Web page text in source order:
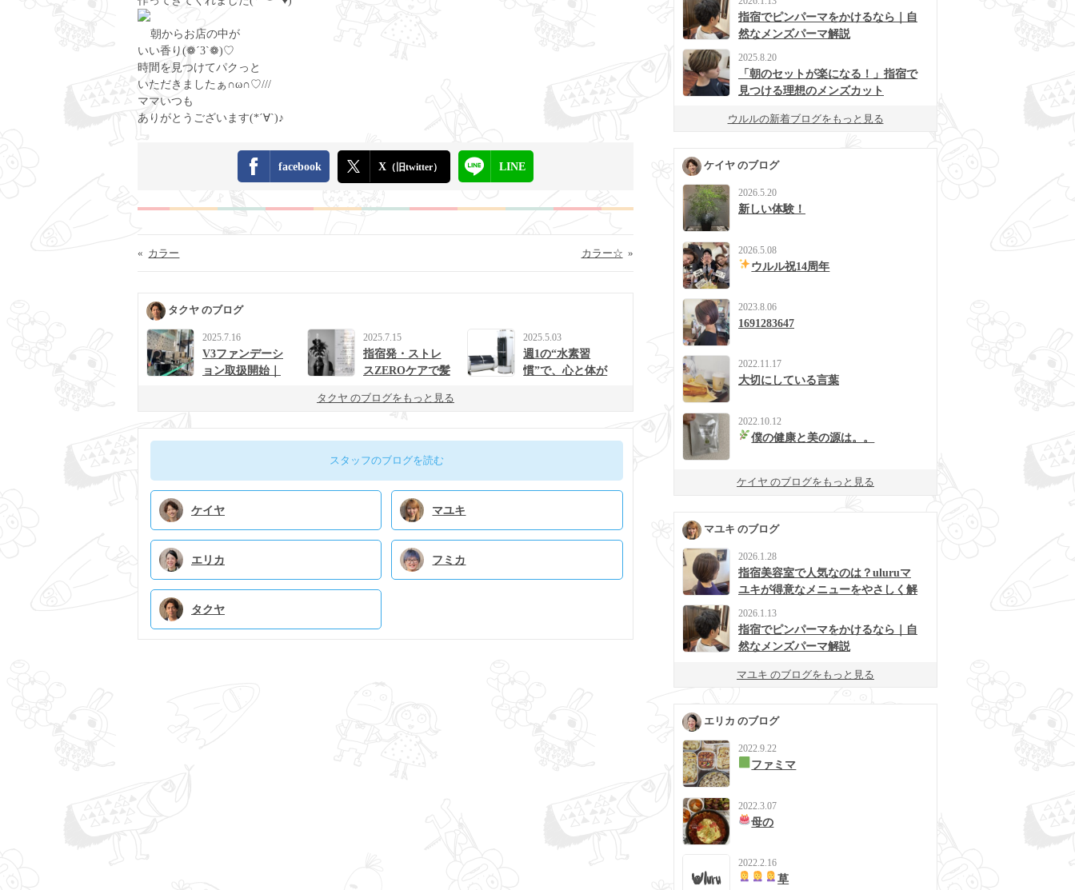
朝からお店の中が
いい香り(❁´3`❁)♡
時間を見つけてパクっと
いただきましたぁ∩ω∩♡///
ママいつも
ありがとうございます(*´∀`)♪
facebook X （旧twitter） LINE
« カラー »
カラー☆
タクヤ のブログ
2025.7.16
V3ファンデーシ
ョン取扱開始｜
2025.7.15
指宿発・ストレ
スZEROケアで髪
uの新提案
2025.5.03
週1の“水素習
慣”で、心と体が
タクヤ のブログをもっと見る
スタッフのブログを読む
ケイヤ マユキ
エリカ フミカ
タクヤ
指宿でピンパーマをかけるなら｜自
然なメンズパーマ解説
2025.8.20
「朝のセットが楽になる！」指宿で
見つける理想のメンズカット
ウルルの新着ブログをもっと見る
ケイヤ のブログ
2026.5.20
新しい体験！
2026.5.08
ウルル祝14周年
2023.8.06
1691283647
2022.11.17
大切にしている言葉
2022.10.12
僕の健康と美の源は。。
ケイヤ のブログをもっと見る
マユキ のブログ
2026.1.28
指宿美容室で人気なのは？uluruマ
ユキが得意なメニューをやさしく解
2026.1.13
指宿でピンパーマをかけるなら｜自
然なメンズパーマ解説
マユキ のブログをもっと見る
エリカ のブログ
2022.9.22
ファミマ
2022.3.07
母の
2022.2.16
草